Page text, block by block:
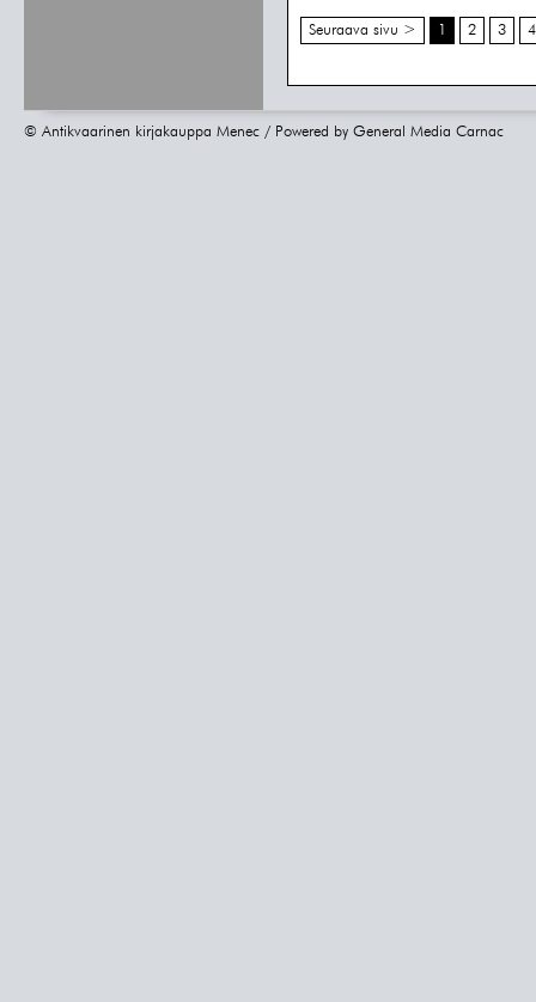
Seuraava sivu > 1 2 3 4
© Antikvaarinen kirjakauppa Menec / Powered by General Media Carnac